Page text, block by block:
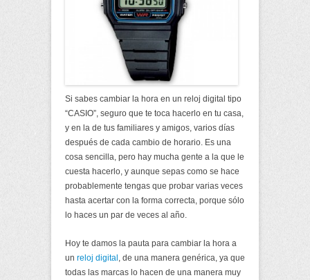
Si sabes cambiar la hora en un reloj digital tipo
“CASIO”, seguro que te toca hacerlo en tu casa,
y en la de tus familiares y amigos, varios días
después de cada cambio de horario. Es una
cosa sencilla, pero hay mucha gente a la que le
cuesta hacerlo, y aunque sepas como se hace
probablemente tengas que probar varias veces
hasta acertar con la forma correcta, porque sólo
lo haces un par de veces al año.
Hoy te damos la pauta para cambiar la hora a
un reloj digital , de una manera genérica, ya que
todas las marcas lo hacen de una manera muy